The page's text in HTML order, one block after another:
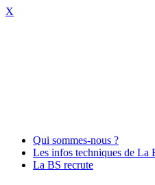
X
Qui sommes-nous ?
Les infos techniques de La
La BS recrute